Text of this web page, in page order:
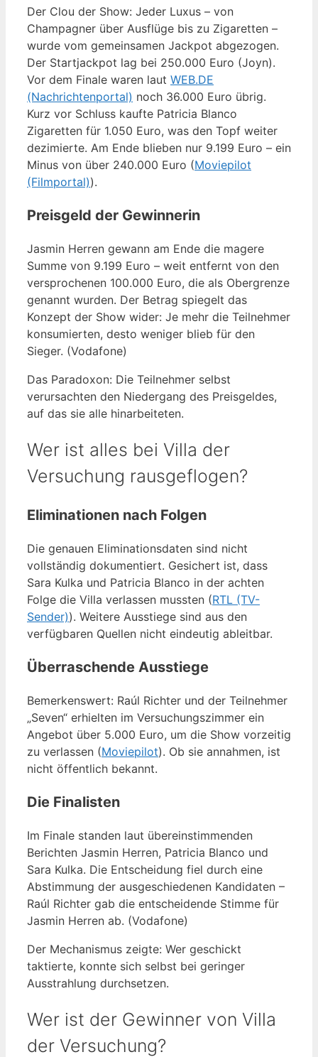
Der Clou der Show: Jeder Luxus – von
Champagner über Ausflüge bis zu Zigaretten –
wurde vom gemeinsamen Jackpot abgezogen.
Der Startjackpot lag bei 250.000 Euro (Joyn).
Vor dem Finale waren laut WEB.DE
(Nachrichtenportal) noch 36.000 Euro übrig.
Kurz vor Schluss kaufte Patricia Blanco
Zigaretten für 1.050 Euro, was den Topf weiter
dezimierte. Am Ende blieben nur 9.199 Euro – ein
Minus von über 240.000 Euro (Moviepilot
(Filmportal)).
Preisgeld der Gewinnerin
Jasmin Herren gewann am Ende die magere
Summe von 9.199 Euro – weit entfernt von den
versprochenen 100.000 Euro, die als Obergrenze
genannt wurden. Der Betrag spiegelt das
Konzept der Show wider: Je mehr die Teilnehmer
konsumierten, desto weniger blieb für den
Sieger. (Vodafone)
Das Paradoxon: Die Teilnehmer selbst
verursachten den Niedergang des Preisgeldes,
auf das sie alle hinarbeiteten.
Wer ist alles bei Villa der
Versuchung rausgeflogen?
Eliminationen nach Folgen
Die genauen Eliminationsdaten sind nicht
vollständig dokumentiert. Gesichert ist, dass
Sara Kulka und Patricia Blanco in der achten
Folge die Villa verlassen mussten (RTL (TV-
Sender)). Weitere Ausstiege sind aus den
verfügbaren Quellen nicht eindeutig ableitbar.
Überraschende Ausstiege
Bemerkenswert: Raúl Richter und der Teilnehmer
„Seven“ erhielten im Versuchungszimmer ein
Angebot über 5.000 Euro, um die Show vorzeitig
zu verlassen (Moviepilot). Ob sie annahmen, ist
nicht öffentlich bekannt.
Die Finalisten
Im Finale standen laut übereinstimmenden
Berichten Jasmin Herren, Patricia Blanco und
Sara Kulka. Die Entscheidung fiel durch eine
Abstimmung der ausgeschiedenen Kandidaten –
Raúl Richter gab die entscheidende Stimme für
Jasmin Herren ab. (Vodafone)
Der Mechanismus zeigte: Wer geschickt
taktierte, konnte sich selbst bei geringer
Ausstrahlung durchsetzen.
Wer ist der Gewinner von Villa
der Versuchung?